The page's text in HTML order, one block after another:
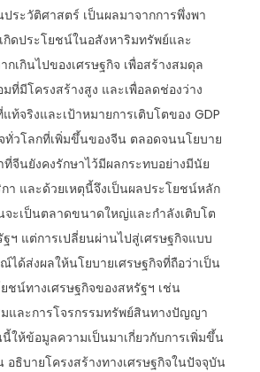
ประวัติศาสตร์ เป็นผลมาจากการพึ่งพา
กิดประโยชน์ในอสังหาริมทรัพย์และ
เกินไปของเศรษฐกิจ เพื่อสร้างสมดุล
ที่มีโครงสร้างสูง และเพื่อลดช่องว่าง
ท้จริงและเป้าหมายการเติบโตของ GDP
ทั่วโลกที่เพิ่มขึ้นของจีน ตลอดจนนโยบาย
ที่จีนยังคงรักษาไว้มีผลกระทบอย่างมีนัย
า และด้วยเหตุนี้จึงเป็นผลประโยชน์หลัก
จะเป็นตลาดขนาดใหญ่และกำลังเติบโต
ฯ แต่การเปลี่ยนผ่านไปสู่เศรษฐกิจแบบ
ได้ส่งผลให้นโยบายเศรษฐกิจที่ถือว่าเป็น
ชน์ทางเศรษฐกิจของสหรัฐฯ เช่น
และการโจรกรรมทรัพย์สินทางปัญญา
ให้ข้อมูลความเป็นมาเกี่ยวกับการเพิ่มขึ้น
อธิบายโครงสร้างทางเศรษฐกิจในปัจจุบัน